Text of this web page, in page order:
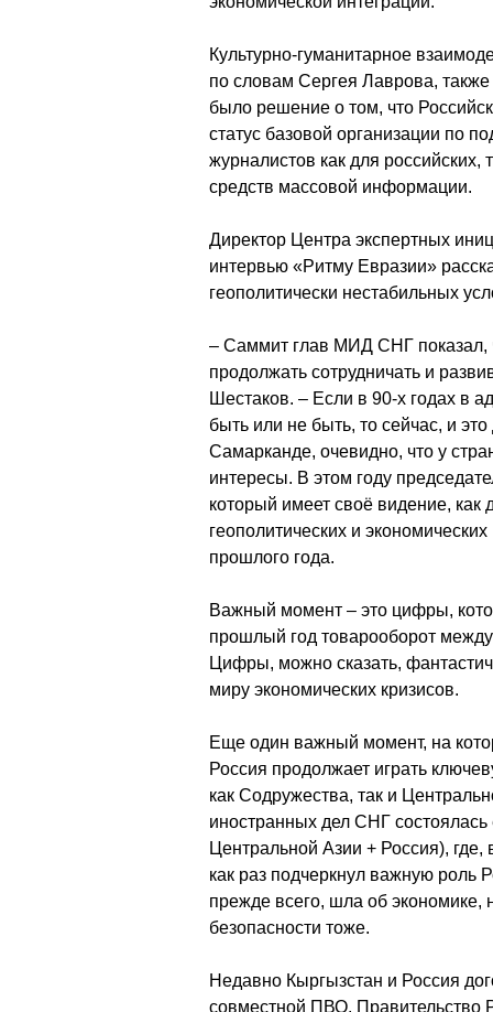
Культурно-гуманитарное
по словам Сергея Лаврова,
было решение о том, что
статус базовой организации по
журналистов как для российских,
средств массовой информации.
Директор Центра экспертных
интервью «Ритму Евразии»
геополитически нестабильных
– Саммит глав МИД СНГ показал,
продолжать сотрудничать и
Шестаков. – Если в 90-х годах в
быть или не быть, то сейчас, и
Самарканде, очевидно, что у
интересы. В этом году
который имеет своё видение, как
геополитических и
прошлого года.
Важный момент – это цифры,
прошлый год товарооборот
Цифры, можно сказать,
миру экономических кризисов.
Еще один важный момент, на
Россия продолжает играть
как Содружества, так и
иностранных дел СНГ
Центральной Азии + Россия),
как раз подчеркнул важную роль
прежде всего, шла об экономике,
безопасности тоже.
Недавно Кыргызстан и Россия
совместной ПВО. Правительство